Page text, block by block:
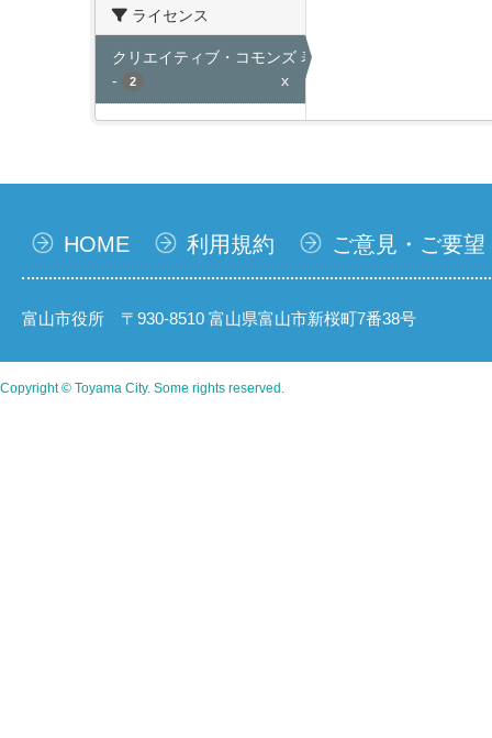
ライセンス
クリエイティブ・コモンズ 表示
-
2 x
HOME 利用規約 ご意見・ご要望
富山市役所 〒930-8510 富山県富山市新桜町7番38号
Copyright © Toyama City. Some rights reserved.